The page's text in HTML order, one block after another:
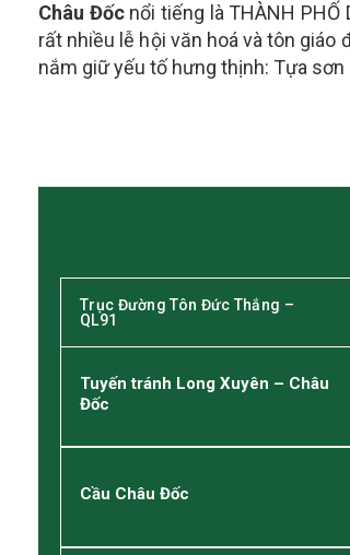
Châu Đốcnổi tiếng là THÀNH PHỐ
rất nhiều lễ hội văn hoá và tôn
nắm giữ yếu tố hưng thịnh: Tựa
Trục Đường Tôn Đức Thắng –
QL91
Tuyến tránh Long Xuyên – Châu
Đốc
Cầu Châu Đốc